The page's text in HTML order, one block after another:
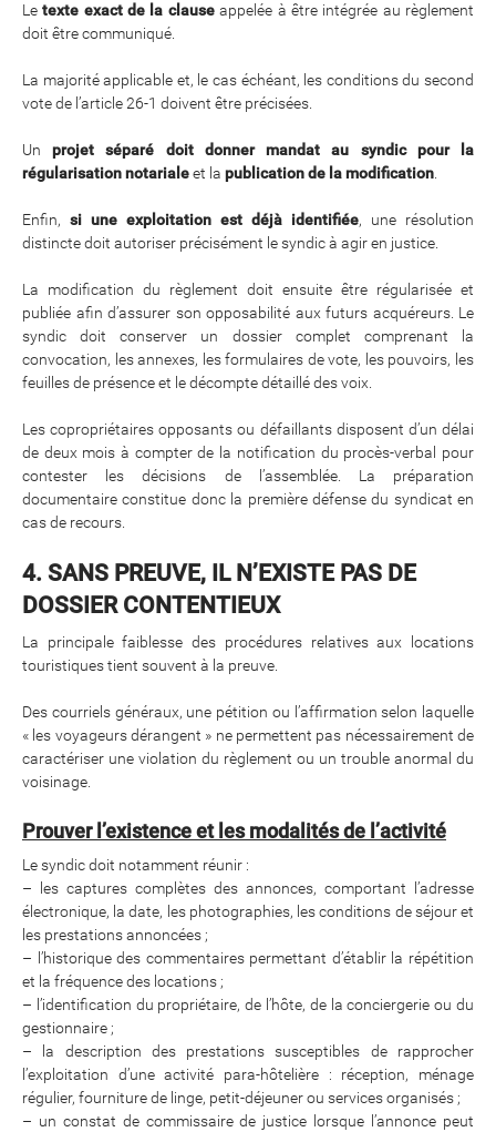
Letexte exact de la clauseappelée à être intégrée au règlement
doit être communiqué.
La majorité applicable et, le cas échéant, les conditions du second
vote de l’article 26-1 doivent être précisées.
Unprojet séparé doit donner mandat au syndic pour la
régularisation notarialeet la publication de la modification
Enfin, si une exploitation est déjà identifiée, une résolution
distincte doit autoriser précisément le syndic à agir en justice.
La modification du règlement doit ensuite être régularisée et
publiée afin d’assurer son opposabilité aux futurs acquéreurs. Le
syndic doit conserver un dossier complet comprenant la
convocation, les annexes, les formulaires de vote, les pouvoirs, les
feuilles de présence et le décompte détaillé des voix.
Les copropriétaires opposants ou défaillants disposent d’un délai
de deux mois à compter de la notification du procès-verbal pour
contester les décisions de l’assemblée. La préparation
documentaire constitue donc la première défense du syndicat en
cas de recours.
4. SANS PREUVE, IL N’EXISTE PAS DE
DOSSIER CONTENTIEUX
La principale faiblesse des procédures relatives aux locations
touristiques tient souvent à la preuve.
Des courriels généraux, une pétition ou l’affirmation selon laquelle
« les voyageurs dérangent » ne permettent pas nécessairement de
caractériser une violation du règlement ou un trouble anormal du
voisinage.
Prouver l’existence et les modalités de l’activité
Le syndic doit notamment réunir :
– les captures complètes des annonces, comportant l’adresse
électronique, la date, les photographies, les conditions de séjour et
les prestations annoncées ;
– l’historique des commentaires permettant d’établir la répétition
et la fréquence des locations ;
– l’identification du propriétaire, de l’hôte, de la conciergerie ou du
gestionnaire ;
– la description des prestations susceptibles de rapprocher
l’exploitation d’une activité para-hôtelière : réception, ménage
régulier, fourniture de linge, petit-déjeuner ou services organisés ;
– un constat de commissaire de justice lorsque l’annonce peut